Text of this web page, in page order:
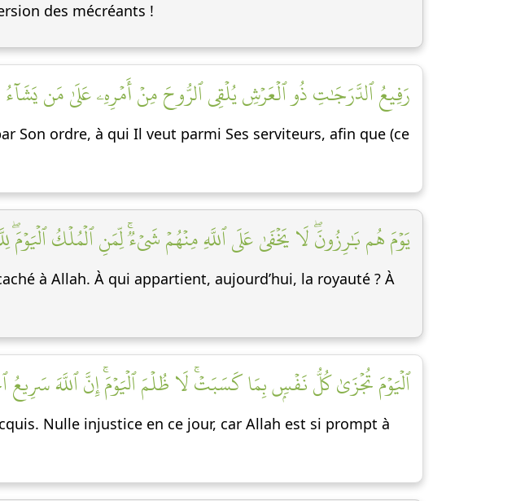
des mécréants !
رَفِيعُ ٱلدَّرَجَٰتِ ذُو ٱلۡعَرۡشِ يُلۡقِي ٱلرُّوحَ مِنۡ أَمۡرِهِۦ عَلَىٰ مَن يَشَآءُ
Son ordre, à qui Il veut parmi Ses serviteurs, afin que (ce
يَوۡمَ هُم بَٰرِزُونَۖ لَا يَخۡفَىٰ عَلَى ٱللَّهِ مِنۡهُمۡ شَيۡءٞۚ لِّمَنِ ٱلۡمُلۡكُ ٱلۡيَوۡمَۖ
à Allah. À qui appartient, aujourd’hui, la royauté ? À
ٱلۡيَوۡمَ تُجۡزَىٰ كُلُّ نَفۡسِۭ بِمَا كَسَبَتۡۚ لَا ظُلۡمَ ٱلۡيَوۡمَۚ إِنَّ ٱللَّهَ سَرِيعُ
Nulle injustice en ce jour, car Allah est si prompt à